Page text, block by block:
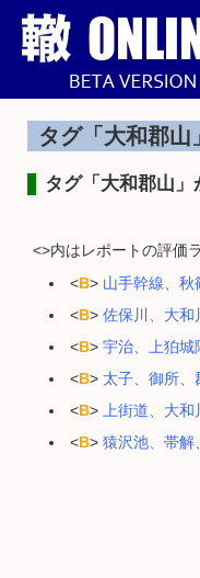
タグ「大和郡山
タグ「大和郡山
<>内はレポートの評価
<B> 山手幹線、秋
<B> 佐保川、大和
<B> 宇治、上狛城
<B> 太子、御所、
<B> 上街道、大
<B> 猿沢池、帯解